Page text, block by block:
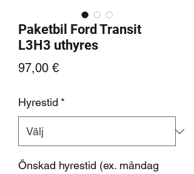
Paketbil Ford Transit
L3H3 uthyres
97,00 €Pris
Hyrestid *
Önskad hyrestid (ex. måndag